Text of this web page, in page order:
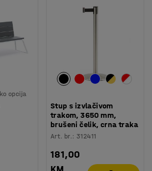
opcija
Stup s izvlačivom
trakom, 3650 mm,
brušeni čelik, crna traka
Art. br.:312411
181,00